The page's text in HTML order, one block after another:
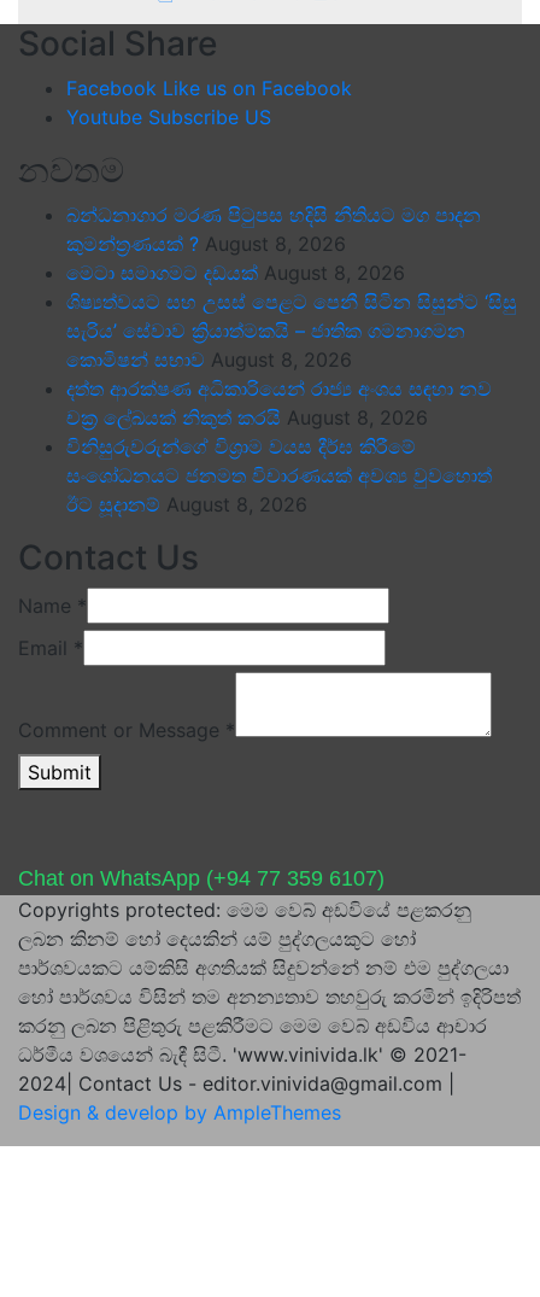
Social Share
Facebook Like us on Facebook
Youtube Subscribe US
නවතම
බන්ධනාගාර මරණ පිටුපස හදිසි නීතියට මග පාදන
කුමන්ත්‍රණයක් ? August 8, 2026
මෙටා සමාගමට දඩයක් August 8, 2026
ශිෂ්‍යත්වයට සහ උසස් පෙළට පෙනී සිටින සිසුන්ට ‘සිසු
සැරිය’ සේවාව ක්‍රියාත්මකයි – ජාතික ගමනාගමන
කොමිෂන් සභාව August 8, 2026
දත්ත ආරක්ෂණ අධිකාරියෙන් රාජ්‍ය අංශය සඳහා නව
චක්‍ර ලේඛයක් නිකුත් කරයි August 8, 2026
විනිසුරුවරුන්ගේ විශ්‍රාම වයස දීර්ඝ කිරීමේ
සංශෝධනයට ජනමත විචාරණයක් අවශ්‍ය වුවහොත්
ඊට සූදානම් August 8, 2026
Contact Us
Name *
Email *
Comment or Message *
Submit
Chat on WhatsApp (+94 77 359 6107)
Copyrights protected: මෙම වෙබ් අඩවියේ පළකරනු
ලබන කිනම් හෝ දෙයකින් යම් පුද්ගලයකුට හෝ
පාර්ශවයකට යම්කිසි අගතියක් සිදුවන්නේ නම් එම පුද්ගලයා
හෝ පාර්ශවය විසින් තම අනන්‍යතාව තහවුරු කරමින් ඉදිරිපත්
කරනු ලබන පිළිතුරු පළකිරීමට මෙම වෙබ් අඩවිය ආචාර
ධර්මීය වශයෙන් බැඳී සිටී. 'www.vinivida.lk' © 2021-
2024| Contact Us - editor.vinivida@gmail.com |
Design & develop by AmpleThemes